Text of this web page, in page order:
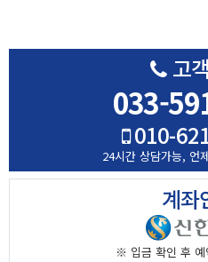
고
033-
010-
24시간 상담가능, 언
계좌
※ 입금 확인 후